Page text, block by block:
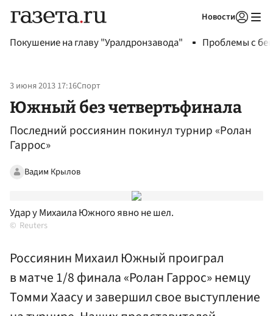
Новости
Покушение на главу "Уралдронзавода" Проблемы с
3 июня 2013 17:16Спорт
Южный без четвертьфинала
Последний россиянин покинул турнир «Ролан
Гаррос»
Вадим Крылов
Удар у Михаила Южного явно не шел.
Reuters
Россиянин Михаил Южный проиграл
в матче 1/8 финала «Ролан Гаррос» немцу
Томми Хаасу и завершил свое выступление